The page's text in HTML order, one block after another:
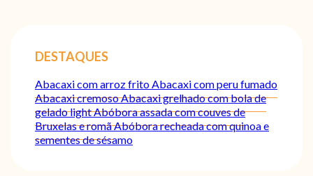
DESTAQUES
Abacaxi com arroz fritoAbacaxi com peru fumado
Abacaxi cremosoAbacaxi grelhado com bola de
gelado lightAbóbora assada com couves de
Bruxelas e romãAbóbora recheada com quinoa e
sementes de sésamo